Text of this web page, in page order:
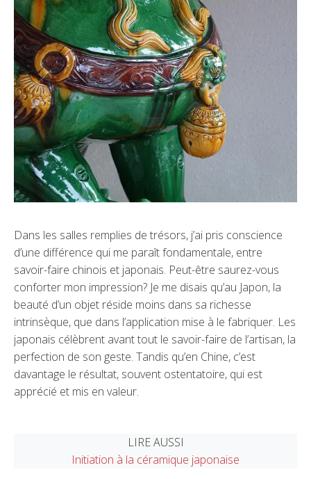
Dans les salles remplies de trésors, j’ai pris conscience
d’une différence qui me paraît fondamentale, entre
savoir-faire chinois et japonais. Peut-être saurez-vous
conforter mon impression? Je me disais qu’au Japon, la
beauté d’un objet réside moins dans sa richesse
intrinsèque, que dans l’application mise à le fabriquer. Les
japonais célèbrent avant tout le savoir-faire de l’artisan, la
perfection de son geste. Tandis qu’en Chine, c’est
davantage le résultat, souvent ostentatoire, qui est
apprécié et mis en valeur.
LIRE AUSSI
Initiation à la céramique japonaise